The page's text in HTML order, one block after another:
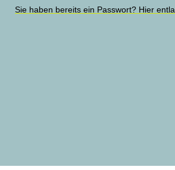
Sie haben bereits ein Passwort? Hier